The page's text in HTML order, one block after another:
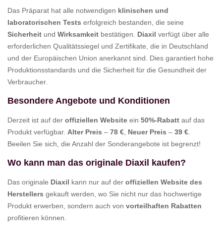
Das Präparat hat alle notwendigen klinischen und
laboratorischen Tests erfolgreich bestanden, die seine
Sicherheit und Wirksamkeit bestätigen. Diaxil verfügt über alle
erforderlichen Qualitätssiegel und Zertifikate, die in Deutschland
und der Europäischen Union anerkannt sind. Dies garantiert hohe
Produktionsstandards und die Sicherheit für die Gesundheit der
Verbraucher.
Besondere Angebote und Konditionen
Derzeit ist auf der offiziellen Website ein 50%-Rabatt auf das
Produkt verfügbar. Alter Preis – 78 € Neuer Preis – 39 €
Beeilen Sie sich, die Anzahl der Sonderangebote ist begrenzt!
Wo kann man das originale Diaxil kaufen?
Das originale Diaxil kann nur auf der offiziellen Website des
Herstellers gekauft werden, wo Sie nicht nur das hochwertige
Produkt erwerben, sondern auch von vorteilhaften Rabatten
profitieren können.